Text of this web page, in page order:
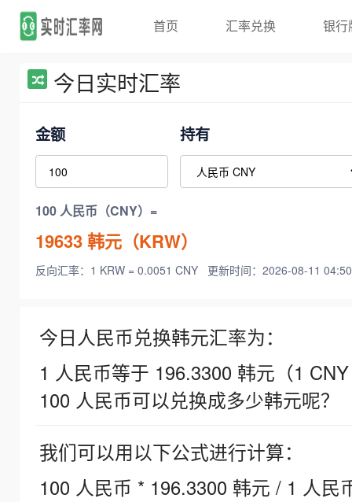
首页 汇率兑换 银行
今日实时汇率
金额 持有
100 人民币（CNY）=
19633韩元（KRW）
反向汇率：1 KRW = 0.0051 CNY 更新时间：2026-08-11
今日人民币兑换韩元汇率为：
1 人民币等于 196.3300 韩元（1
100 人民币可以兑换成多少韩元呢？
我们可以用以下公式进行计算：
100 人民币 * 196.3300 韩元 / 1 人民